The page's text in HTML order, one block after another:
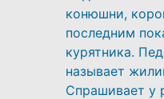
конюшни,
последним
курятника.
называет
Спрашивает у